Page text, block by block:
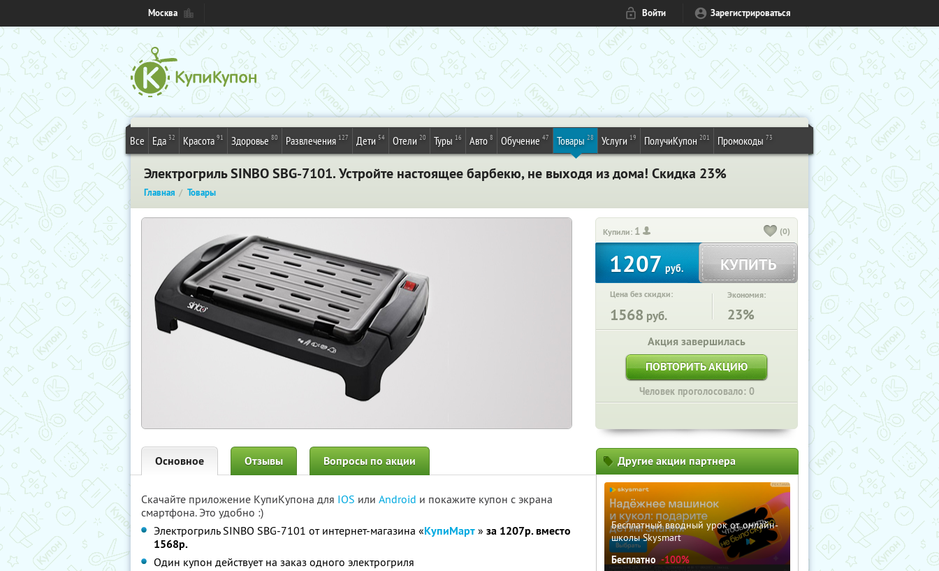
Москва Войти Зарегистрироваться
Все Еда 32 Красота 91 Здоровье 80 Развлечения 127 Дети 54 Отели 20 Туры 16 Авто 8 Обучение 47 Товары 28 Услуги 19 ПолучиКупон 201 Промокоды 73
Электрогриль SINBO SBG-7101. Устройте настоящее барбекю, не выходя из дома! Скидка 23%
Главная Товары
Купили: 1 (0)
1207руб. КУПИТЬ
Цена без скидки:
1568 руб.
Экономия:
23%
Акция завершилась
ПОВТОРИТЬ АКЦИЮ
Человек проголосовало: 0
Основное Отзывы Вопросы по акции
Скачайте приложение КупиКупона для IOS или Android и покажите купон с экрана
смартфона. Это удобно :)
Электрогриль SINBO SBG-7101 от интернет-магазина «КупиМарт » за 1207р. вместо
1568р.
Один купон действует на заказ одного электрогриля
Другие акции партнера
Бесплатный вводный урок от онлайн-
школы Skysmart
Бесплатно -100%